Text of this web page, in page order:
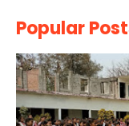
Popular